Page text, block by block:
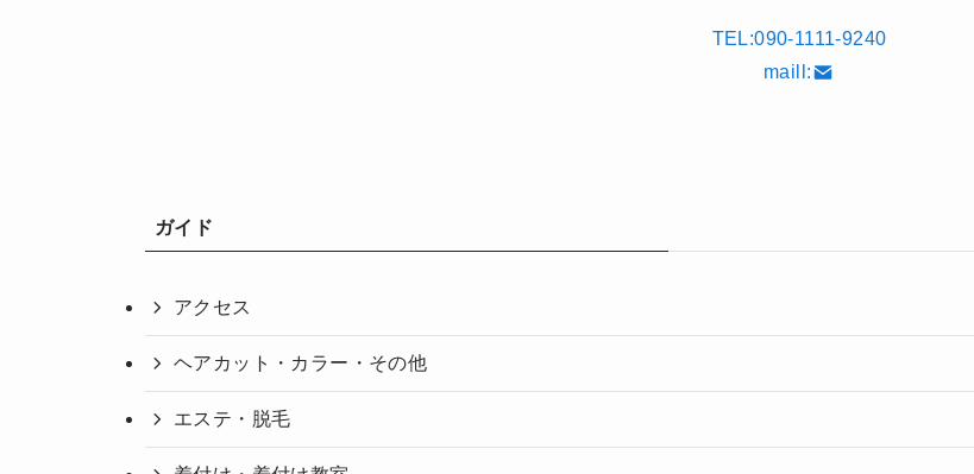
TEL:090-1111-9240
maill:
ガイド
アクセス
ヘアカット・カラー・その他
エステ・脱毛